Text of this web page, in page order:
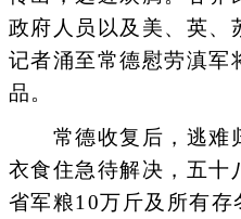
政府人员以及美、英、
记者涌至常德慰劳滇军
品。
常德收复后，逃难归
衣食住急待解决，五十
省军粮10万斤及所有